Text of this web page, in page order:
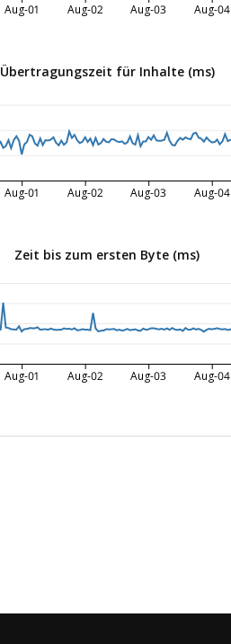
Aug-01 Aug-02 Aug-03 Aug-04
Übertragungszeit für Inhalte (ms)
Aug-01 Aug-02 Aug-03 Aug-04
Zeit bis zum ersten Byte (ms)
Aug-01 Aug-02 Aug-03 Aug-04